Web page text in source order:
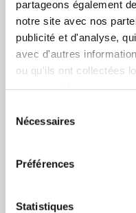
partageons également
notre site avec nos
publicité et d'analyse,
avec d'autres
ou qu'ils ont collectées
Nécessaires
Préférences
Statistiques
Pour une sélection
uniquement les